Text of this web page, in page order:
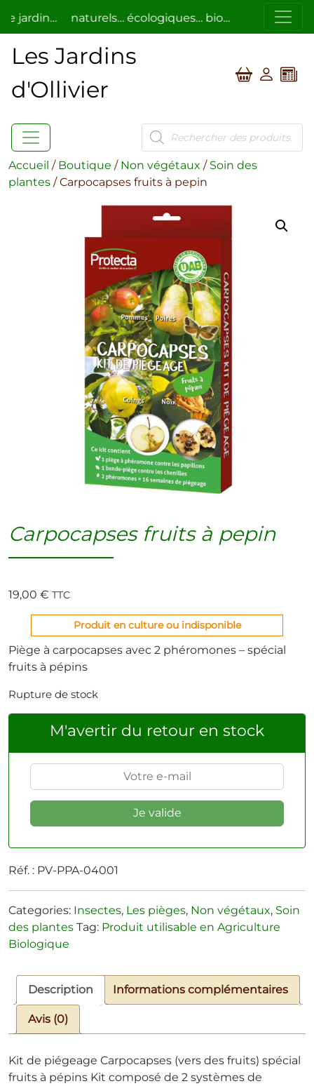
naturels… écologiques… bio… respectueux de
Les Jardins
d'Ollivier
Recherche
de
produits
Accueil / Boutique / Non végétaux / Soin des
plantes / Carpocapses fruits à pepin
Carpocapses fruits à pepin
19,00 € TTC
Produit en culture ou indisponible
Piège à carpocapses avec 2 phéromones – spécial
fruits à pépins
Rupture de stock
M'avertir du retour en stock
Réf. : PV-PPA-04001
Categories: Insectes, Les pièges, Non végétaux, Soin
des plantes Tag: Produit utilisable en Agriculture
Biologique
Description Informations complémentaires
Avis (0)
Kit de piégeage Carpocapses (vers des fruits) spécial
fruits à pépins Kit composé de 2 systèmes de